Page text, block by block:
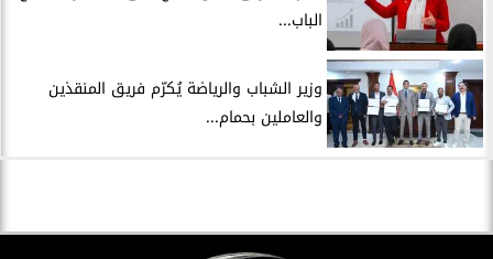
الباب...
وزير الشباب والرياضة يُكرّم فريق المنقذين
والعاملين بحمام...